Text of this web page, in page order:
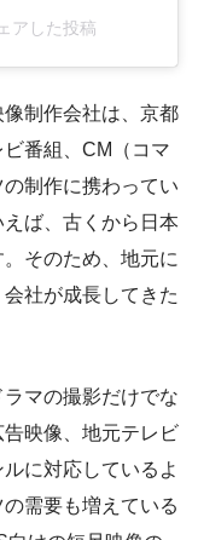
アした投稿
制作会社は、京都
番組、CM（コマ
制作に携わってい
ば、古くから日本
そのため、地元に
社が成長してきた
マの撮影だけでな
映像、地元テレビ
に対応しているよ
需要も増えている